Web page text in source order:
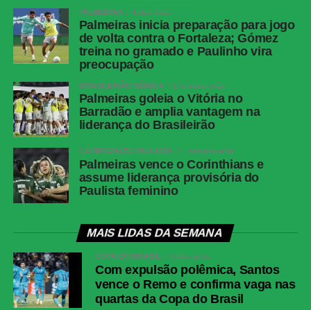
PALMEIRAS 4 dias atrás
Palmeiras inicia preparação para jogo
de volta contra o Fortaleza; Gómez
treina no gramado e Paulinho vira
preocupação
BRASILEIRÃO SÉRIE A 1 semana atrás
Palmeiras goleia o Vitória no
Barradão e amplia vantagem na
liderança do Brasileirão
CAMPEONATO PAULISTA 1 semana atrás
Palmeiras vence o Corinthians e
assume liderança provisória do
Paulista feminino
MAIS LIDAS DA SEMANA
COPA DO BRASIL 3 dias atrás
Com expulsão polêmica, Santos
vence o Remo e confirma vaga nas
quartas da Copa do Brasil